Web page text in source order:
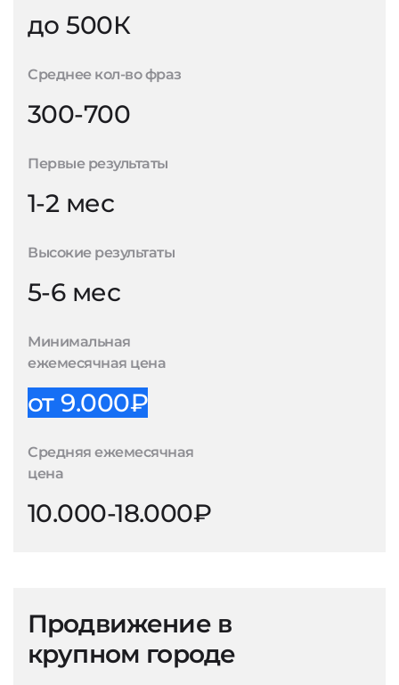
до 500К
Среднее кол-во фраз
300-700
Первые результаты
1-2 мес
Высокие результаты
5-6 мес
Минимальная
ежемесячная цена
от 9.000₽
Средняя ежемесячная
цена
10.000-18.000₽
Продвижение в
крупном городе